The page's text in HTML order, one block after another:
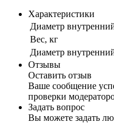
Характеристики
Диаметр
Вес, кг
Диаметр
Отзывы
Оставить отзыв
Ваше сообщение
проверки
Задать вопрос
Вы можете задать